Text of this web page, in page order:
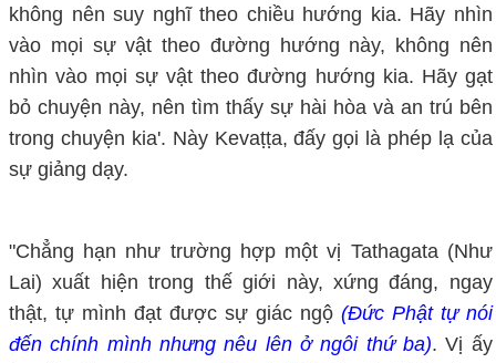
không nên suy nghĩ theo chiều hướng kia. Hãy nhìn
vào mọi sự vật theo đường hướng này, không nên
nhìn vào mọi sự vật theo đường hướng kia. Hãy gạt
bỏ chuyện này, nên tìm thấy sự hài hòa và an trú bên
trong chuyện kia'. Này Kevaṭṭa, đấy gọi là phép lạ của
sự giảng dạy.
"Chẳng hạn như trường hợp một vị Tathagata (Như
Lai) xuất hiện trong thế giới này, xứng đáng, ngay
thật, tự mình đạt được sự giác ngộ (Đức Phật tự nói
đến chính mình nhưng nêu lên ở ngôi thứ ba). Vị ấy